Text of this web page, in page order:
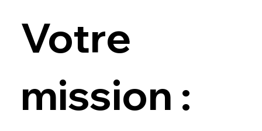
Votre
mission :